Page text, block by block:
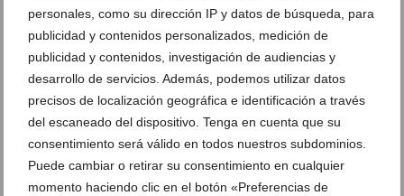
personales, como su dirección IP y datos de búsqueda, para
publicidad y contenidos personalizados, medición de
publicidad y contenidos, investigación de audiencias y
desarrollo de servicios. Además, podemos utilizar datos
precisos de localización geográfica e identificación a través
del escaneado del dispositivo. Tenga en cuenta que su
consentimiento será válido en todos nuestros subdominios.
Puede cambiar o retirar su consentimiento en cualquier
momento haciendo clic en el botón «Preferencias de
Sapphira Monika Denia
Senses by Yany
Ferretería, bricolaje y pintura
Lefeyma SL
Marinacolor
Servicolor